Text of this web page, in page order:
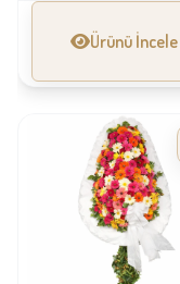
Ürünü İncele